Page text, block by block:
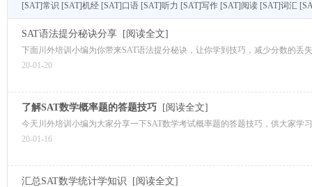
[SAT]常识 [SAT]机经 [SAT]口语 [SAT]听力 [SAT]写作 [SAT]阅读 [SAT]词汇
SAT语法提分秘诀分享 [阅读全文]
下面川外培训小编为你带来SAT语法提分秘诀，让你学到技巧，减少分数的丢
20-01-20
了解SAT数学概率题的答题技巧 [阅读全文]
今天川外培训小编为大家分享一下SAT数学考试概率题的答题技巧，供大家学
20-01-16
汇总SAT数学统计学知识 [阅读全文]